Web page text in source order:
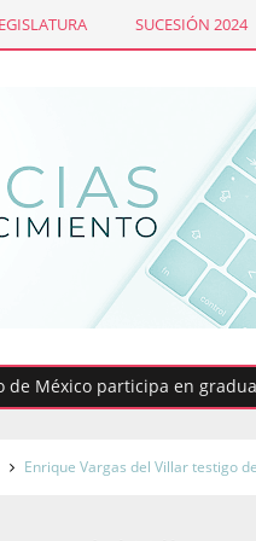
SUCESIÓN 2024
participa en
Enrique Vargas del Villar testigo